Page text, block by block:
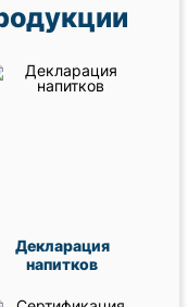
Декларация
напитков